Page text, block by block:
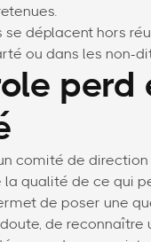
se déplacent hors
ou dans les non-
perd
comité de
qualité de ce qui
de poser une
de reconnaître